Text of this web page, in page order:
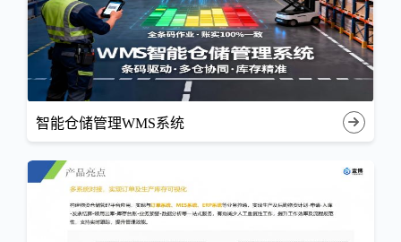
智能仓储管理WMS系统